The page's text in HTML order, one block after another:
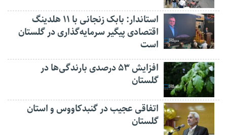
استاندار: بابک زنجانی با ۱۱ هلدینگ
اقتصادی پیگیر سرمایه‌گذاری در گلستان
است
افزایش ۵۳ درصدی بارندگی‌ها در
گلستان
اتفاقی عجیب در‌ گنبدکاووس و استان
گلستان